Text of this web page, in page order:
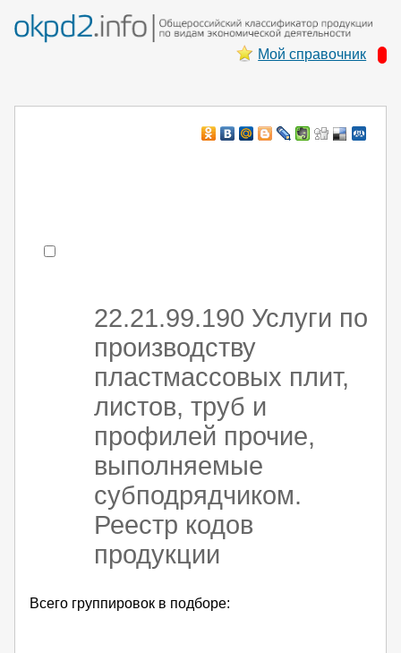
Мой справочник
22.21.99.190 Услуги по
производству
пластмассовых плит,
листов, труб и
профилей прочие,
выполняемые
субподрядчиком.
Реестр кодов
продукции
Всего группировок в подборе: